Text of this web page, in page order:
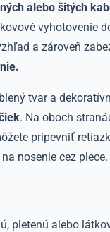
alebo šitých
vyhotovenie
a zároveň
tvar a
. Na oboch
pripevniť
nosenie cez plece.
pletenú alebo